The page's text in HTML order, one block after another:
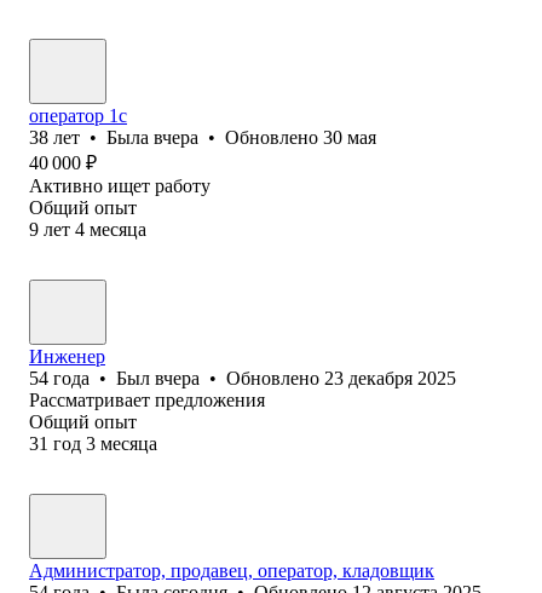
оператор 1с
38 лет • Была вчера • Обновлено 30 мая
40 000 ₽
Активно ищет работу
Общий опыт
9 лет 4 месяца
Инженер
54 года • Был вчера • Обновлено 23 декабря 2025
Рассматривает предложения
Общий опыт
31 год 3 месяца
Администратор, продавец, оператор, кладовщик